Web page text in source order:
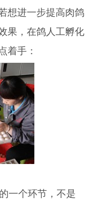
想进一步提高肉鸽
果，在鸽人工孵化
着手：
个环节，不是